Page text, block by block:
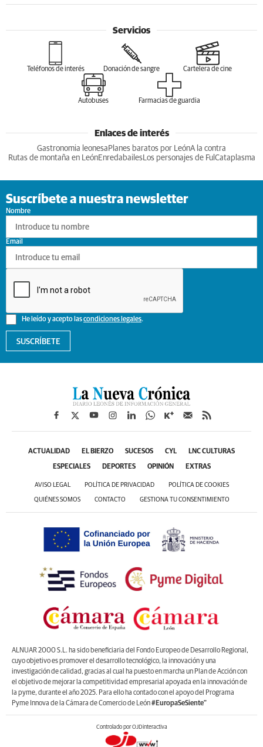
Servicios
Teléfonos de interés Donación de sangre Cartelera de cine
Autobuses Farmacias de guardia
Enlaces de interés
Gastronomia leonesa Planes baratos por LeónA la contra
Rutas de montaña en LeónEnredabailesLos personajes de Ful Cataplasma
Suscríbete a nuestra newsletter
Nombre
He leído y acepto lascondiciones legales.
Email
SUSCRÍBETE
ACTUALIDAD EL BIERZO SUCESOS CYL LNC CULTURAS
ESPECIALES DEPORTES OPINIÓN EXTRAS
AVISO LEGAL POLÍTICA DE PRIVACIDAD POLÍTICA DE COOKIES
QUIÉNES SOMOS CONTACTO GESTIONA TU CONSENTIMIENTO
ALNUAR 2000 S.L. ha sido beneficiaria del Fondo Europeo de Desarrollo Regional,
cuyo objetivo es promover el desarrollo tecnológico, la innovación y una
investigación de calidad, gracias al cual ha puesto en marcha un Plan de Acción con
el objetivo de mejorar la competitividad empresarial apoyada en la innovación de
la pyme, durante el año 2025. Para ello ha contado con el apoyo del Programa
Pyme Innova de la Cámara de Comercio de León#EuropaSeSiente”
Controlado por OJDinteractiva